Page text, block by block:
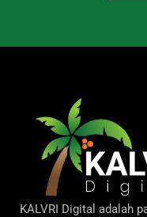
KALVRI Digital adalah